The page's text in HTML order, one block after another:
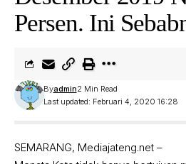
Persen. Ini
Last updated: Februari 4, 2020 16:28
Byadmin2 Min Read
SEMARANG, Mediajateng.net –